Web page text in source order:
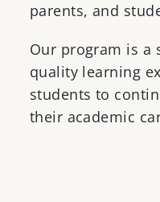
parents, and
Our program is a
quality learning
students to
their academic